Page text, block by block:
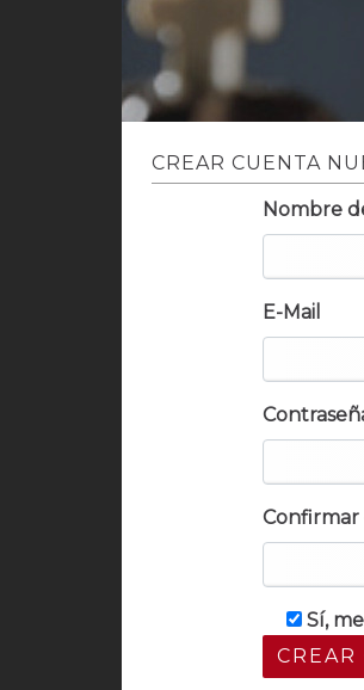
CREAR CUENTA
Nombre
E-Mail
Confirmar
Sí,
CREAR